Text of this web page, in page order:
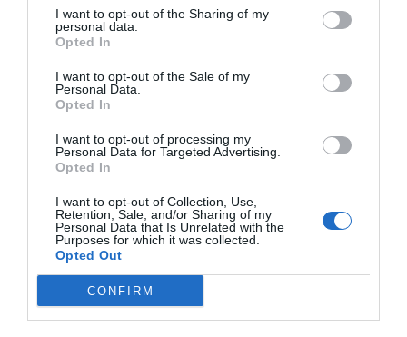
I want to opt-out of the Sharing of my
personal data.
Opted In
I want to opt-out of the Sale of my
Personal Data.
Opted In
I want to opt-out of processing my
Personal Data for Targeted Advertising.
Opted In
I want to opt-out of Collection, Use,
Retention, Sale, and/or Sharing of my
Personal Data that Is Unrelated with the
Purposes for which it was collected.
Opted Out
CONFIRM
de 30.000 euros. Un any després d'iniciar la seva
activitat, Alohas es va traslladar a Barcelona.
un equip format per 75 persones, de les quals el
80% treballa en remot. Des de la seva fundació,
l'empresa ha anat creixent de manera orgànica i
Alejandro Porras disposa del 100% del seu capital.
La producció sota
demanda
La producció sota demanda ha estat un dels
factors diferencials de l'empresa. “La moda té